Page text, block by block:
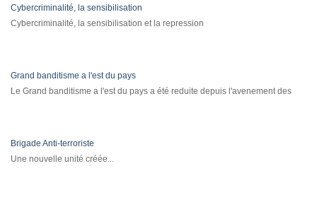
Cybercriminalité, la sensibilisation
Cybercriminalité, la sensibilisation et la repression
Grand banditisme a l'est du pays
Le Grand banditisme a l'est du pays a été reduite depuis l'avenement des
Brigade Anti-terroriste
Une nouvelle unité créée...